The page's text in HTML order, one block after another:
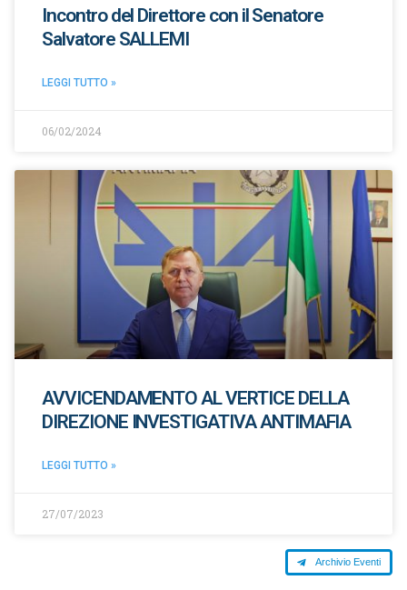
Incontro del Direttore con il Senatore
Salvatore SALLEMI
LEGGI TUTTO »
06/02/2024
AVVICENDAMENTO AL VERTICE DELLA
DIREZIONE INVESTIGATIVA ANTIMAFIA
LEGGI TUTTO »
27/07/2023
Archivio Eventi